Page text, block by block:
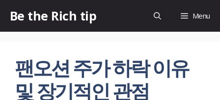
츠
Be the Rich tip Menu
팬오션 주가 하락 이유
및 장기적인 관점